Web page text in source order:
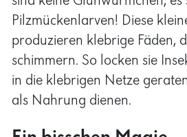
produzieren klebrige Fäden,
schimmern. So locken sie
in die klebrigen Netze
als Nahrung dienen.
Ein bisschen Magie